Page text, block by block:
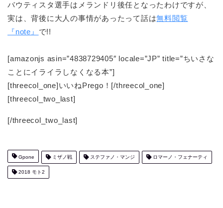
バウティスタ選手はメランドリ後任となったわけですが、
実は、背後に大人の事情があったって話は無料閲覧
『note』 で!!
[amazonjs asin=”4838729405″ locale=”JP” title=”ちいさな
ことにイライラしなくなる本”]
[threecol_one]いいねPrego！[/threecol_one]
[threecol_two_last]
[/threecol_two_last]
Gpone ミザノ戦 ステファノ・マンジ ロマーノ・フェナーティ
2018 モト2